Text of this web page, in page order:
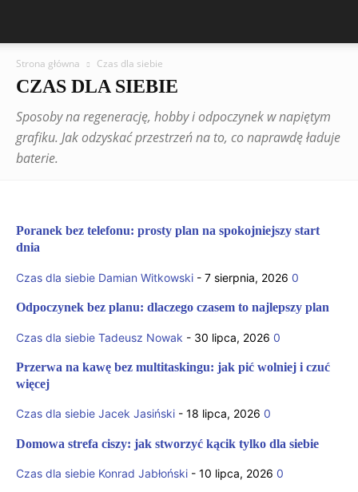
Strona główna Czas dla siebie
CZAS DLA SIEBIE
Sposoby na regenerację, hobby i odpoczynek w napiętym
grafiku. Jak odzyskać przestrzeń na to, co naprawdę ładuje
baterie.
Poranek bez telefonu: prosty plan na spokojniejszy start
dnia
Czas dla siebie Damian Witkowski - 7 sierpnia, 2026 0
Odpoczynek bez planu: dlaczego czasem to najlepszy plan
Czas dla siebie Tadeusz Nowak - 30 lipca, 2026 0
Przerwa na kawę bez multitaskingu: jak pić wolniej i czuć
więcej
Czas dla siebie Jacek Jasiński - 18 lipca, 2026 0
Domowa strefa ciszy: jak stworzyć kącik tylko dla siebie
Czas dla siebie Konrad Jabłoński - 10 lipca, 2026 0